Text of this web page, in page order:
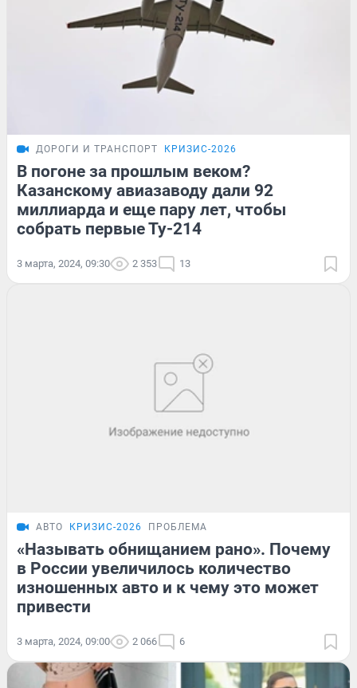
ДОРОГИ И ТРАНСПОРТ КРИЗИС-2026
В погоне за прошлым веком?
Казанскому авиазаводу дали 92
миллиарда и еще пару лет, чтобы
собрать первые Ту-214
3 марта, 2024, 09:30 2 353 13
АВТО КРИЗИС-2026 ПРОБЛЕМА
«Называть обнищанием рано». Почему
в России увеличилось количество
изношенных авто и к чему это может
привести
3 марта, 2024, 09:00 2 066 6